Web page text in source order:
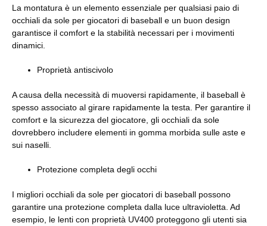
La montatura è un elemento essenziale per qualsiasi paio di
occhiali da sole per giocatori di baseball e un buon design
garantisce il comfort e la stabilità necessari per i movimenti
dinamici.
Proprietà antiscivolo
A causa della necessità di muoversi rapidamente, il baseball è
spesso associato al girare rapidamente la testa. Per garantire il
comfort e la sicurezza del giocatore, gli occhiali da sole
dovrebbero includere elementi in gomma morbida sulle aste e
sui naselli.
Protezione completa degli occhi
I migliori occhiali da sole per giocatori di baseball possono
garantire una protezione completa dalla luce ultravioletta. Ad
esempio, le lenti con proprietà UV400 proteggono gli utenti sia